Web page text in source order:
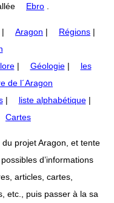
Ebro .
| Aragon | Régions |
| Géologie|
les
de l´Aragon
| liste alphabétique|
Cartes
projet Aragon, et tente
d’informations
articles, cartes,
etc., puis passer à la sa